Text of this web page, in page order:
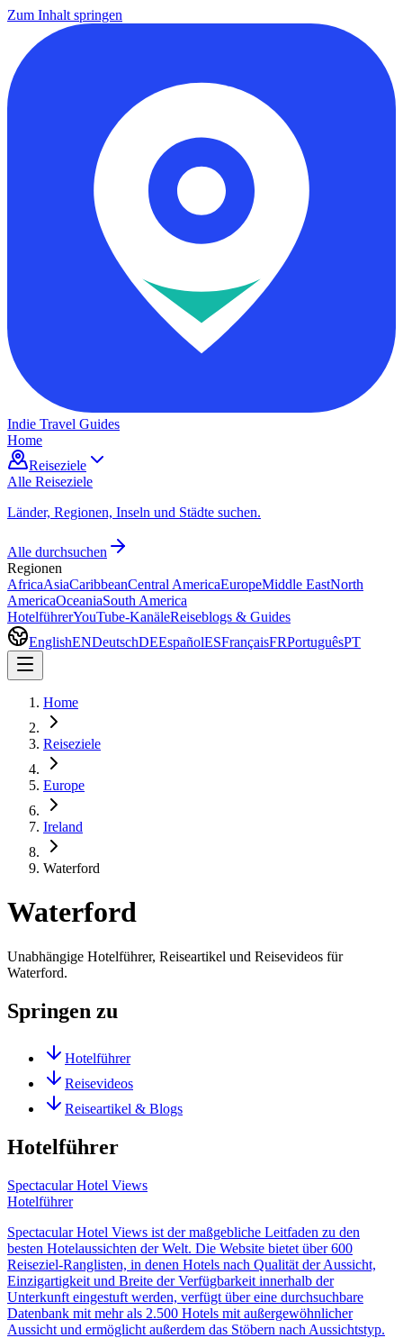
Zum Inhalt springen
Indie Travel Guides
Home
Reiseziele
Alle Reiseziele
Länder, Regionen, Inseln und Städte suchen.
Alle durchsuchen
Regionen
AfricaAsiaCaribbeanCentral AmericaEuropeMiddle EastNorth
AmericaOceaniaSouth America
HotelführerYouTube-KanäleReiseblogs & Guides
EnglishENDeutschDEEspañolESFrançaisFRPortuguêsPT
Home
Reiseziele
Europe
Ireland
Waterford
Waterford
Unabhängige Hotelführer, Reiseartikel und Reisevideos für
Waterford.
Springen zu
Hotelführer
Reisevideos
Reiseartikel & Blogs
Hotelführer
Spectacular Hotel Views
Hotelführer
Spectacular Hotel Views ist der maßgebliche Leitfaden zu den
besten Hotelaussichten der Welt. Die Website bietet über 600
Reiseziel-Ranglisten, in denen Hotels nach Qualität der Aussicht,
Einzigartigkeit und Breite der Verfügbarkeit innerhalb der
Unterkunft eingestuft werden, verfügt über eine durchsuchbare
Datenbank mit mehr als 2.500 Hotels mit außergewöhnlicher
Aussicht und ermöglicht außerdem das Stöbern nach Aussichtstyp.